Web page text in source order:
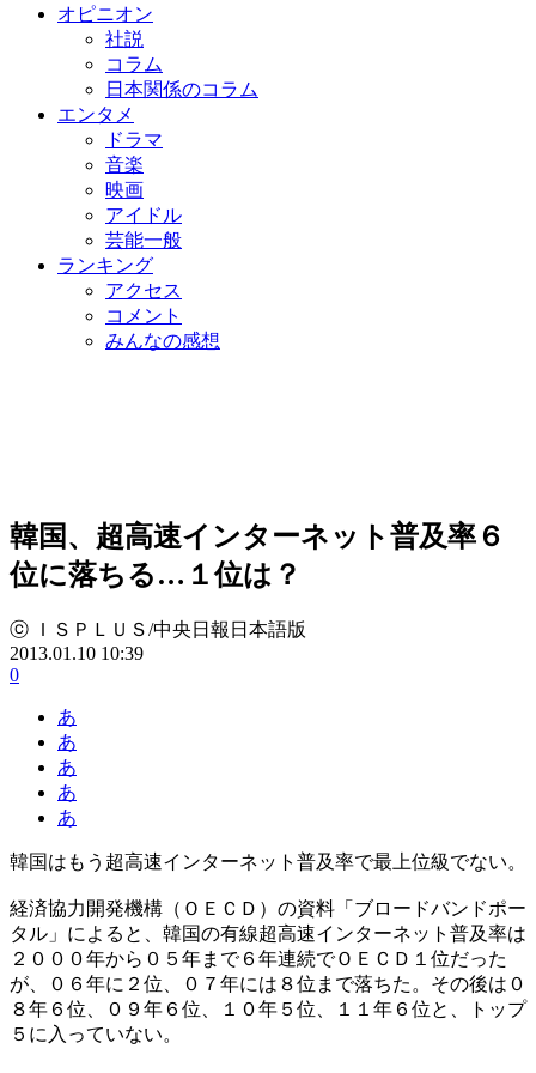
オピニオン
社説
コラム
日本関係のコラム
エンタメ
ドラマ
音楽
映画
アイドル
芸能一般
ランキング
アクセス
コメント
みんなの感想
韓国、超高速インターネット普及率６
位に落ちる…１位は？
ⓒ ＩＳＰＬＵＳ/中央日報日本語版
2013.01.10 10:39
0
あ
あ
あ
あ
あ
韓国はもう超高速インターネット普及率で最上位級でない。
経済協力開発機構（ＯＥＣＤ）の資料「ブロードバンドポー
タル」によると、韓国の有線超高速インターネット普及率は
２０００年から０５年まで６年連続でＯＥＣＤ１位だった
が、０６年に２位、０７年には８位まで落ちた。その後は０
８年６位、０９年６位、１０年５位、１１年６位と、トップ
５に入っていない。